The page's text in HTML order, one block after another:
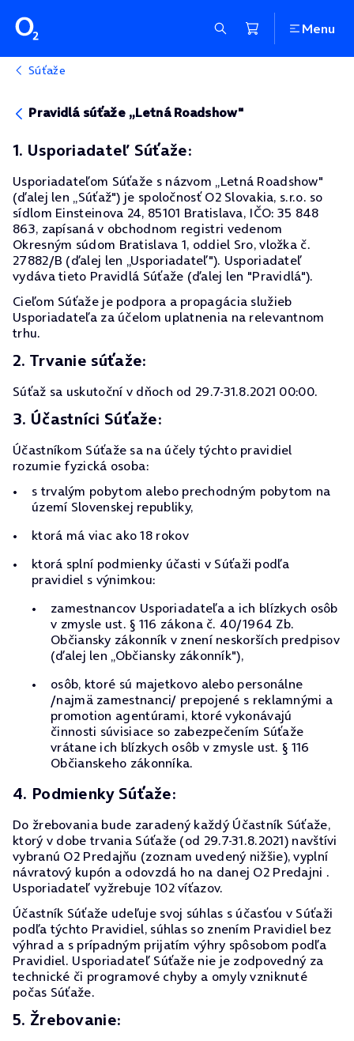
Menu
Súťaže
Pravidlá súťaže „Letná Roadshow"
1. Usporiadateľ Súťaže:
Usporiadateľom Súťaže s názvom „Letná Roadshow"
(ďalej len „Súťaž") je spoločnosť O2 Slovakia, s.r.o. so
sídlom Einsteinova 24, 85101 Bratislava, IČO: 35 848
863, zapísaná v obchodnom registri vedenom
Okresným súdom Bratislava 1, oddiel Sro, vložka č.
27882/B (ďalej len „Usporiadateľ"). Usporiadateľ
vydáva tieto Pravidlá Súťaže (ďalej len "Pravidlá").
Cieľom Súťaže je podpora a propagácia služieb
Usporiadateľa za účelom uplatnenia na relevantnom
trhu.
2. Trvanie súťaže:
Súťaž sa uskutoční v dňoch od 29.7-31.8.2021 00:00.
3. Účastníci Súťaže:
Účastníkom Súťaže sa na účely týchto pravidiel
rozumie fyzická osoba:
s trvalým pobytom alebo prechodným pobytom na
území Slovenskej republiky,
ktorá má viac ako 18 rokov
ktorá splní podmienky účasti v Súťaži podľa
pravidiel s výnimkou:
zamestnancov Usporiadateľa a ich blízkych osôb
v zmysle ust. § 116 zákona č. 40/1964 Zb.
Občiansky zákonník v znení neskorších predpisov
(ďalej len „Občiansky zákonník"),
osôb, ktoré sú majetkovo alebo personálne
/najmä zamestnanci/ prepojené s reklamnými a
promotion agentúrami, ktoré vykonávajú
činnosti súvisiace so zabezpečením Súťaže
vrátane ich blízkych osôb v zmysle ust. § 116
Občianskeho zákonníka.
4. Podmienky Súťaže:
Do žrebovania bude zaradený každý Účastník Súťaže,
ktorý v dobe trvania Súťaže (od 29.7-31.8.2021) navštívi
vybranú O2 Predajňu (zoznam uvedený nižšie), vyplní
návratový kupón a odovzdá ho na danej O2 Predajni .
Usporiadateľ vyžrebuje 102 víťazov.
Účastník Súťaže udeľuje svoj súhlas s účasťou v Súťaži
podľa týchto Pravidiel, súhlas so znením Pravidiel bez
výhrad a s prípadným prijatím výhry spôsobom podľa
Pravidiel. Usporiadateľ Súťaže nie je zodpovedný za
technické či programové chyby a omyly vzniknuté
počas Súťaže.
5. Žrebovanie: